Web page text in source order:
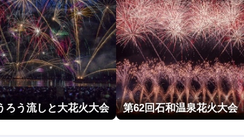
ろう流しと大花火大会 第62回石和温泉花火大会